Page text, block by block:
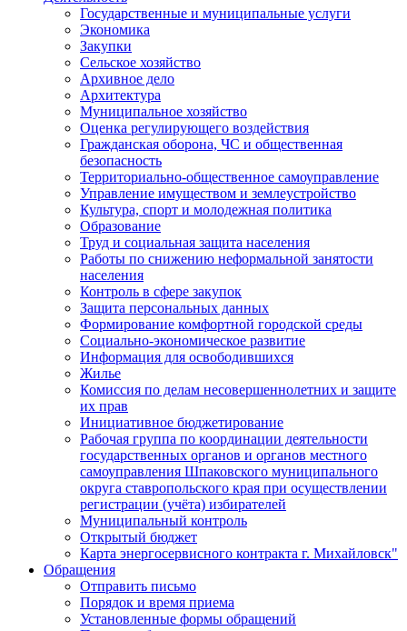
Государственные и муниципальные услуги
Экономика
Закупки
Сельское хозяйство
Архивное дело
Архитектура
Муниципальное хозяйство
Оценка регулирующего воздействия
Гражданская оборона, ЧС и общественная
безопасность
Территориально-общественное самоуправление
Управление имуществом и землеустройство
Культура, спорт и молодежная политика
Образование
Труд и социальная защита населения
Работы по снижению неформальной занятости
населения
Контроль в сфере закупок
Защита персональных данных
Формирование комфортной городской среды
Социально-экономическое развитие
Информация для освободившихся
Жилье
Комиссия по делам несовершеннолетних и защите
их прав
Инициативное бюджетирование
Рабочая группа по координации деятельности
государственных органов и органов местного
самоуправления Шпаковского муниципального
округа ставропольского края при осуществлении
регистрации (учёта) избирателей
Муниципальный контроль
Открытый бюджет
Карта энергосервисного контракта г. Михайловск"
Обращения
Отправить письмо
Порядок и время приема
Установленные формы обращений